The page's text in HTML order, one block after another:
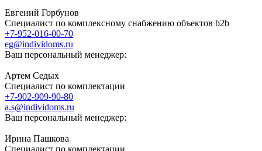
Евгений Горбунов
Специалист по комплексному снабжению объектов b2b
+7-952-016-00-70
eg@individoms.ru
Ваш персональный менеджер:
Артем Седых
Специалист по комплектации
+7-902-909-90-80
a.s@individoms.ru
Ваш персональный менеджер:
Ирина Пашкова
Специалист по комплектации